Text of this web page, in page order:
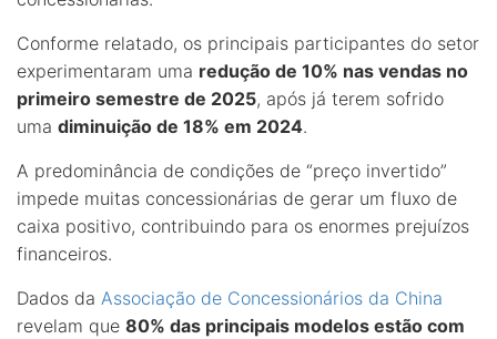
Conforme relatado, os principais participantes do setor
experimentaram uma redução de 10% nas vendas no
primeiro semestre de 2025, após já terem sofrido
uma diminuição de 18% em 2024.
A predominância de condições de “preço invertido”
impede muitas concessionárias de gerar um fluxo de
caixa positivo, contribuindo para os enormes prejuízos
financeiros.
Dados da Associação de Concessionários da China
revelam que 80% das principais modelos estão com